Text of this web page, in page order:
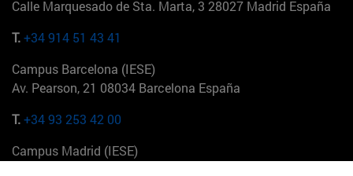
Calle Marquesado de Sta. Marta, 3 28027 Madrid España
T.+34 914 51 43 41
Campus Barcelona (IESE)
Av. Pearson, 21 08034 Barcelona España
T.+34 93 253 42 00
Campus Madrid (IESE)